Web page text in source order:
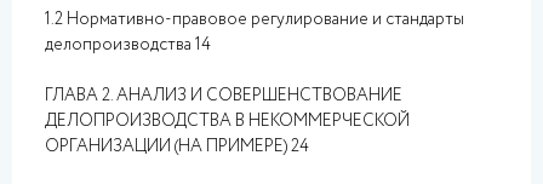
1.2 Нормативно-правовое регулирование и стандарты
делопроизводства 14
ГЛАВА 2. АНАЛИЗ И СОВЕРШЕНСТВОВАНИЕ
ДЕЛОПРОИЗВОДСТВА В НЕКОММЕРЧЕСКОЙ
ОРГАНИЗАЦИИ (НА ПРИМЕРЕ) 24